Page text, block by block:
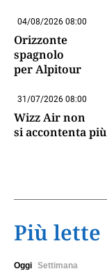
04/08/2026 08:00
Orizzonte
spagnolo
per Alpitour
31/07/2026 08:00
Wizz Air non
si accontenta più
Più lette
Oggi Settimana